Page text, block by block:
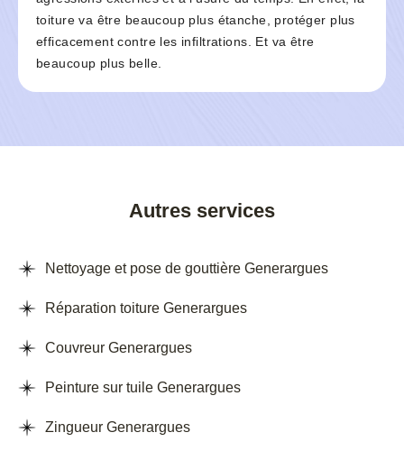
toiture va être beaucoup plus étanche, protéger plus
efficacement contre les infiltrations. Et va être
beaucoup plus belle.
Autres services
Nettoyage et pose de gouttière Generargues
Réparation toiture Generargues
Couvreur Generargues
Peinture sur tuile Generargues
Zingueur Generargues